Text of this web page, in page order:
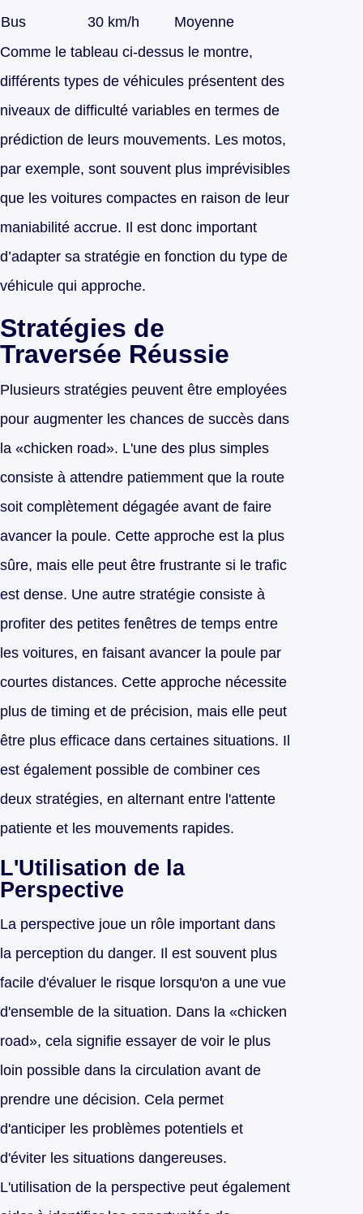
Bus
30 km/h
Moyenne
Comme le tableau ci-dessus le montre,
différents types de véhicules présentent des
niveaux de difficulté variables en termes de
prédiction de leurs mouvements. Les motos,
par exemple, sont souvent plus imprévisibles
que les voitures compactes en raison de leur
maniabilité accrue. Il est donc important
d’adapter sa stratégie en fonction du type de
véhicule qui approche.
Stratégies de
Traversée Réussie
Plusieurs stratégies peuvent être employées
pour augmenter les chances de succès dans
la «chicken road». L'une des plus simples
consiste à attendre patiemment que la route
soit complètement dégagée avant de faire
avancer la poule. Cette approche est la plus
sûre, mais elle peut être frustrante si le trafic
est dense. Une autre stratégie consiste à
profiter des petites fenêtres de temps entre
les voitures, en faisant avancer la poule par
courtes distances. Cette approche nécessite
plus de timing et de précision, mais elle peut
être plus efficace dans certaines situations. Il
est également possible de combiner ces
deux stratégies, en alternant entre l'attente
patiente et les mouvements rapides.
L'Utilisation de la
Perspective
La perspective joue un rôle important dans
la perception du danger. Il est souvent plus
facile d'évaluer le risque lorsqu'on a une vue
d'ensemble de la situation. Dans la «chicken
road», cela signifie essayer de voir le plus
loin possible dans la circulation avant de
prendre une décision. Cela permet
d'anticiper les problèmes potentiels et
d'éviter les situations dangereuses.
L'utilisation de la perspective peut également